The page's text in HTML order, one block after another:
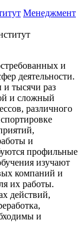
Менеджмент
и
деятельности.
тысячи раз
и сложный
различного
и
профильные
изучают
компаний и
их работы.
действий,
и